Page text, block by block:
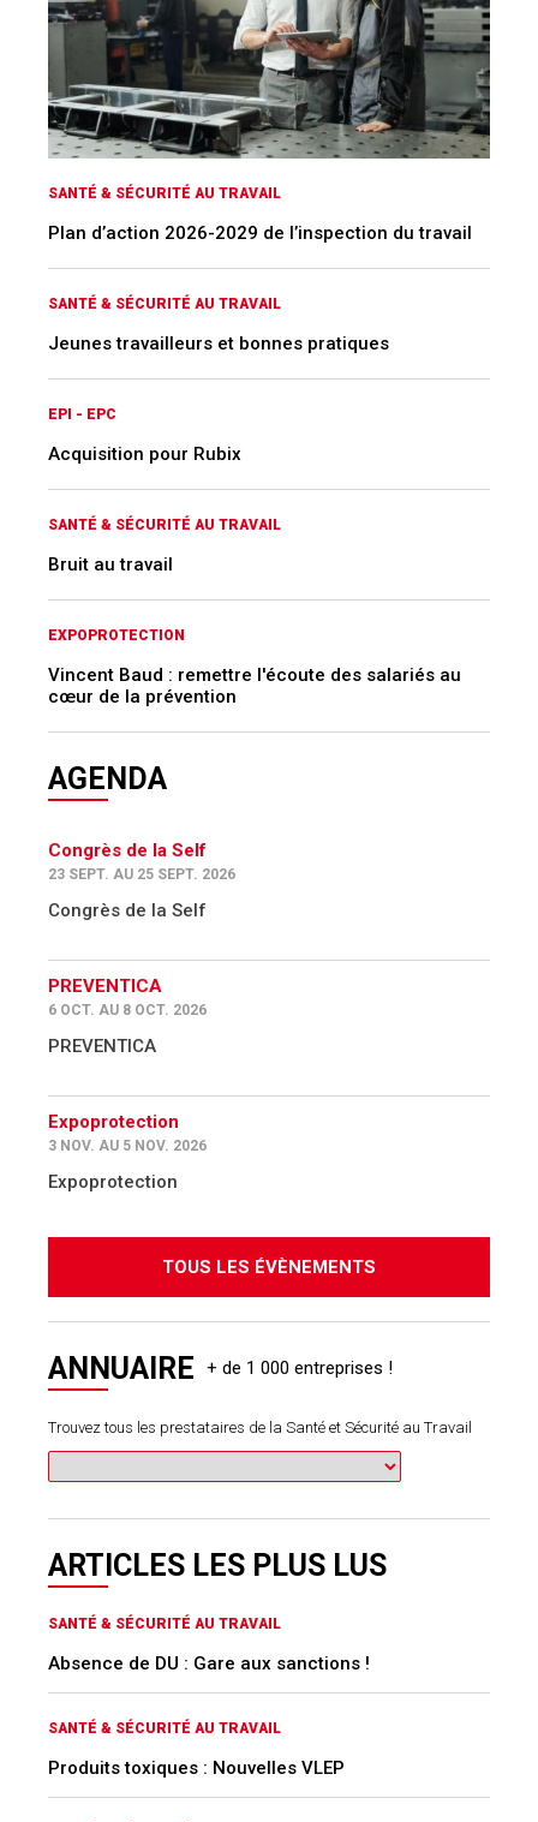
SANTÉ & SÉCURITÉ AU TRAVAIL
Plan d’action 2026-2029 de l’inspection du travail
SANTÉ & SÉCURITÉ AU TRAVAIL
Jeunes travailleurs et bonnes pratiques
EPI - EPC
Acquisition pour Rubix
SANTÉ & SÉCURITÉ AU TRAVAIL
Bruit au travail
EXPOPROTECTION
Vincent Baud : remettre l'écoute des salariés au
cœur de la prévention
AGENDA
Congrès de la Self
23 SEPT. AU 25 SEPT. 2026
Congrès de la Self
PREVENTICA
6 OCT. AU 8 OCT. 2026
PREVENTICA
Expoprotection
3 NOV. AU 5 NOV. 2026
Expoprotection
TOUS LES ÉVÈNEMENTS
ANNUAIRE
Trouvez tous les prestataires de la Santé et Sécurité au Travail
ARTICLES LES PLUS LUS
SANTÉ & SÉCURITÉ AU TRAVAIL
Absence de DU : Gare aux sanctions !
SANTÉ & SÉCURITÉ AU TRAVAIL
Produits toxiques : Nouvelles VLEP